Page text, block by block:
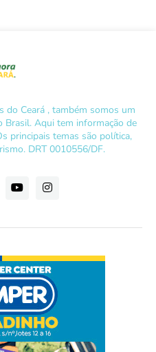
do Ceará , também somos um
Brasil. Aqui tem informação de
principais temas são política,
DRT 0010556/DF.